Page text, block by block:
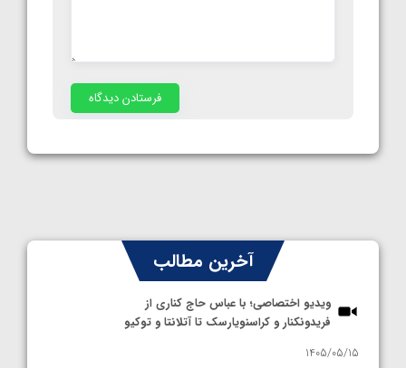
آخرین مطالب
ویدیو اختصاصی؛ با عباس حاج کناری از
فریدونکنار و کراسنویارسک تا آتلانتا و توکیو
1405/05/15